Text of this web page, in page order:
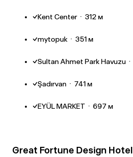
Kent Center · 312 м
mytopuk · 351 м
Sultan Ahmet Park Havuzu ·
Şadırvan · 741 м
EYÜL MARKET · 697 м
Great Fortune Design Hotel